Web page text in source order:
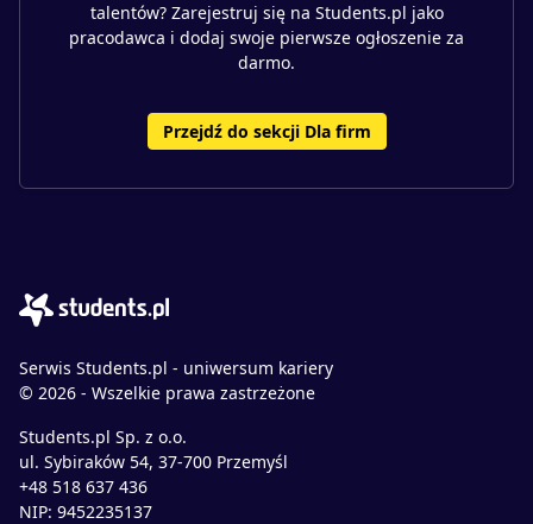
talentów? Zarejestruj się na Students.pl jako
pracodawca i dodaj swoje pierwsze ogłoszenie za
darmo.
Przejdź do sekcji Dla firm
Serwis Students.pl - uniwersum kariery
© 2026 - Wszelkie prawa zastrzeżone
Students.pl Sp. z o.o.
ul. Sybiraków 54, 37-700 Przemyśl
+48 518 637 436
NIP: 9452235137